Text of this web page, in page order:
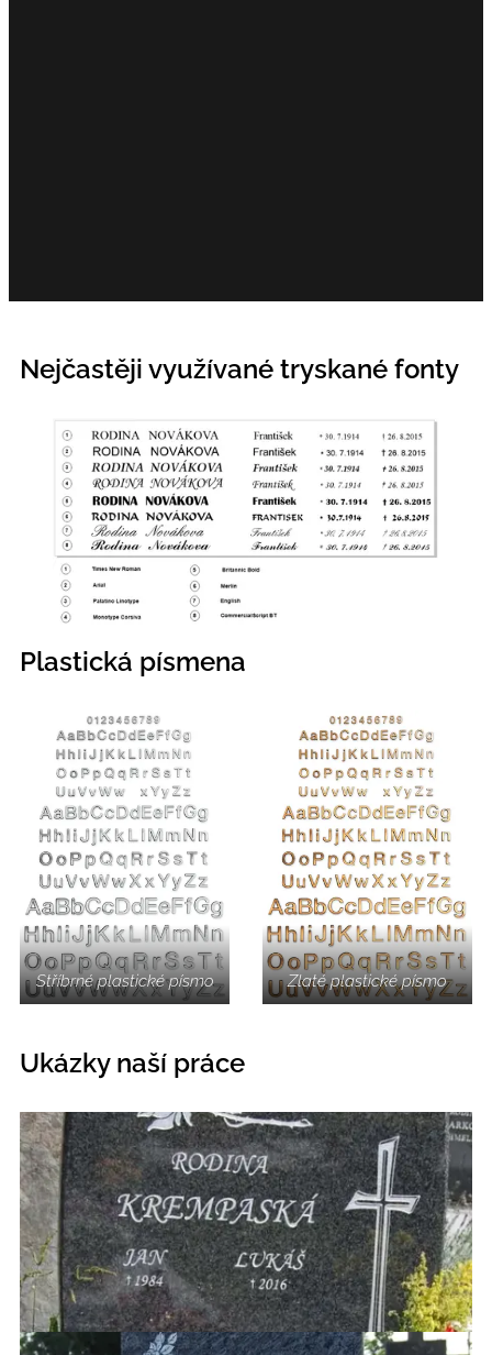
Nejčastěji využívané tryskané fonty
Plastická písmena
Stříbrné plastické písmo Zlaté plastické písmo
Ukázky naší práce